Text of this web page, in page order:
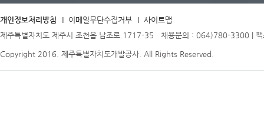
개인정보처리방침 이메일무단수집거부
사이트맵
제주특별자치도 제주시 조천읍 남조로 1717-35 채용문의 : 064)780-3300 |
Copyright 2016. 제주특별자치도개발공사. All Rights Reserved.